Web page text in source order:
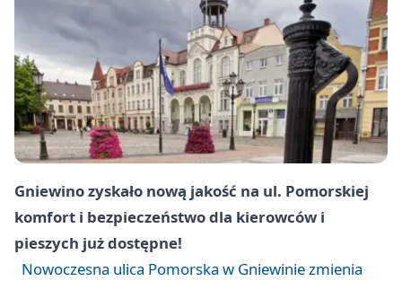
Gniewino zyskało nową jakość na ul. Pomorskiej
komfort i bezpieczeństwo dla kierowców i
pieszych już dostępne!
Nowoczesna ulica Pomorska w Gniewinie zmienia